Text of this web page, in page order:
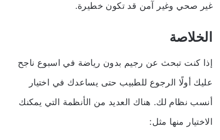
غير صحي وغير آمن قد تكون خطيرة.
الخلاصة
إذا كنت تبحث عن رجيم بدون رياضة في اسبوع ناجح
عليك أولًا الرجوع للطبيب حتى يساعدك في اختيار
أنسب نظام لك. هناك العديد من الأنظمة التي يمكنك
الاختيار منها مثل: